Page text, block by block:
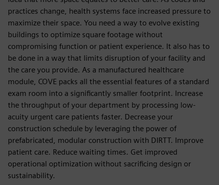
practices change, health systems face increased pressure to
maximize their space. You need a way to evolve existing
buildings to optimize square footage without
compromising function or patient experience. It also has to
be done in a way that limits disruption of your facility and
the care you provide. As a manufactured healthcare
module, COVE packs all the essential features of a standard
exam room into a significantly smaller footprint. Increase
the throughput of your department by processing low-
acuity urgent care patients faster. Decrease your
construction schedule by leveraging the power of
prefabricated, modular construction with DIRTT. Improve
patient care. Reduce waiting times. Get improved
operational optimization without sacrificing design or
sustainability.